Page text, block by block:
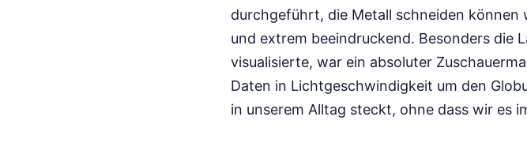
durchgeführt, die Metall schneiden können
und extrem beeindruckend. Besonders die
visualisierte, war ein absoluter
Daten in Lichtgeschwindigkeit um den
in unserem Alltag steckt, ohne dass wir es